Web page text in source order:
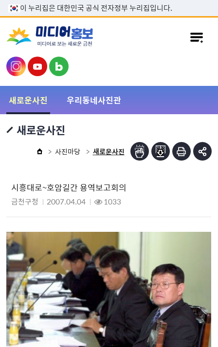
본문 바로가기
이 누리집은 대한민국 공식 전자정부 누리집입니다.
새로운사진 우리동네사진관
새로운사진
사진마당 새로운사진
시흥대로~호암길간 용역보고회의
금천구청 2007.04.04 1033